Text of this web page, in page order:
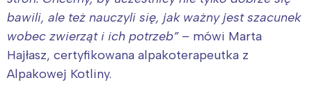
bawili, ale też nauczyli się, jak ważny jest szacunek
wobec zwierząt i ich potrzeb”– mówi Marta
Hajłasz, certyfikowana alpakoterapeutka z
Alpakowej Kotliny.